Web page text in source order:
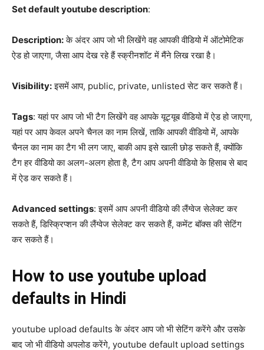
Set default youtube description:
Description:के अंदर आप जो भी लिखेंगे वह आपकी वीडियो में ऑटोमेटिक
ऐड हो जाएगा, जैसा आप देख रहे हैं स्क्रीनशॉट में मैंने लिख रखा है।
Visibility:इसमें आप, public, private, unlisted सेट कर सकते हैं।
Tags: यहां पर आप जो भी टैग लिखेंगे वह आपके यूट्यूब वीडियो में ऐड हो जाएगा,
यहां पर आप केवल अपने चैनल का नाम लिखें, ताकि आपकी वीडियो में, आपके
चैनल का नाम का टैग भी लग जाए, बाकी आप इसे खाली छोड़ सकते हैं, क्योंकि
टैग हर वीडियो का अलग-अलग होता है, टैग आप अपनी वीडियो के हिसाब से बाद
में ऐड कर सकते हैं।
Advanced settings: इसमें आप अपनी वीडियो की लैंग्वेज सेलेक्ट कर
सकते हैं, डिस्क्रिप्शन की लैंग्वेज सेलेक्ट कर सकते हैं, कमेंट बॉक्स की सेटिंग
कर सकते हैं।
How to use youtube upload
defaults in Hindi
youtube upload defaults के अंदर आप जो भी सेटिंग करेंगे और उसके
बाद जो भी वीडियो अपलोड करेंगे, youtube default upload settings